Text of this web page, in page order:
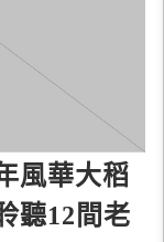
風華大稻
聽12間老